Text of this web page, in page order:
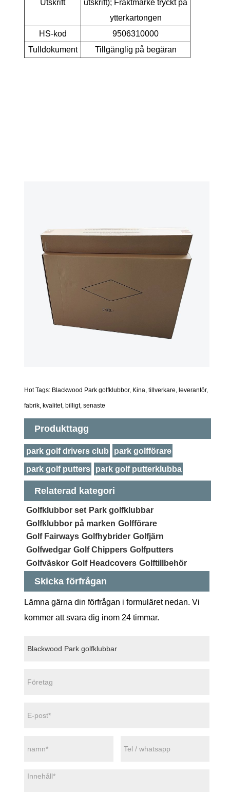
Utskrift
utskrift); Fraktmärke tryckt på
ytterkartongen
HS-kod
9506310000
Tulldokument
Tillgänglig på begäran
Hot Tags: Blackwood Park golfklubbor, Kina, tillverkare, leverantör,
fabrik, kvalitet, billigt, senaste
Produkttagg
park golf drivers club park golfförare
park golf putters park golf putterklubba
Relaterad kategori
Golfklubbor set Park golfklubbar
Golfklubbor på marken Golfförare
Golf Fairways Golfhybrider Golfjärn
Golfwedgar Golf Chippers Golfputters
Golfväskor Golf Headcovers Golftillbehör
Skicka förfrågan
Lämna gärna din förfrågan i formuläret nedan. Vi
kommer att svara dig inom 24 timmar.